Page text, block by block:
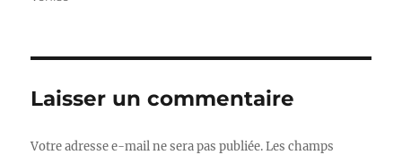
Laisser un commentaire
Votre adresse e-mail ne sera pas publiée. Les champs